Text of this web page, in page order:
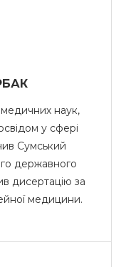
наук,
у сфері
Сумський
державного
дисертацію за
медицини.